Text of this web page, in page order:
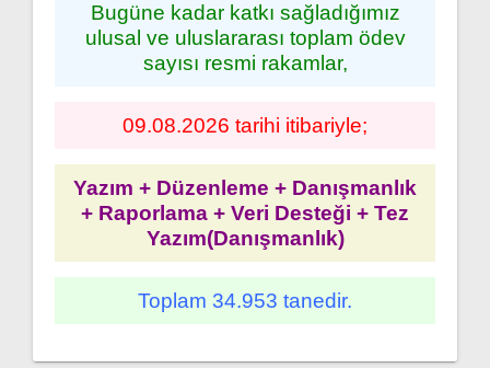
Bugüne kadar katkı sağladığımız
ulusal ve uluslararası toplam ödev
sayısı resmi rakamlar,
09.08.2026 tarihi itibariyle;
Yazım + Düzenleme + Danışmanlık
+ Raporlama + Veri Desteği + Tez
Yazım(Danışmanlık)
Toplam 34.953 tanedir.